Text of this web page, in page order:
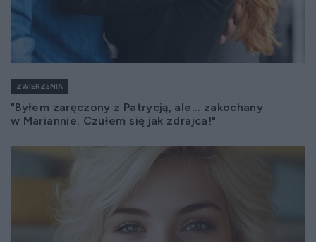
ZWIERZENIA
"Byłem zaręczony z Patrycją, ale... zakochany
w Mariannie. Czułem się jak zdrajca!"